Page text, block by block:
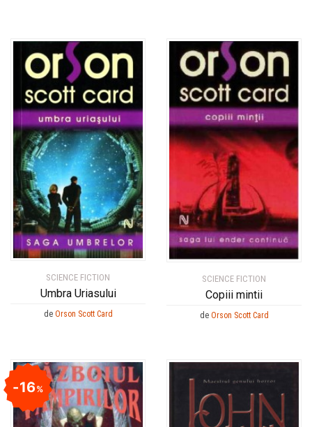
SCIENCE FICTION
Umbra Uriasului
de Orson Scott Card
SCIENCE FICTION
Copiii mintii
de Orson Scott Card
16%